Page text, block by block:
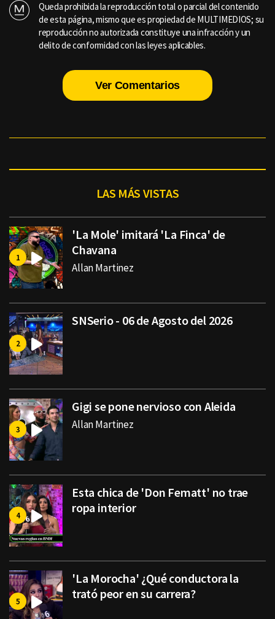
Queda prohibida la reproducción total o parcial del contenido
de esta página, mismo que es propiedad de MULTIMEDIOS; su
reproducción no autorizada constituye una infracción y un
delito de conformidad con las leyes aplicables.
Ver Comentarios
LAS MÁS VISTAS
'La Mole' imitará 'La Finca' de
Chavana
Allan Martinez
SNSerio - 06 de Agosto del 2026
Gigi se pone nervioso con Aleida
Allan Martinez
Esta chica de 'Don Fematt' no trae
ropa interior
'La Morocha' ¿Qué conductora la
trató peor en su carrera?